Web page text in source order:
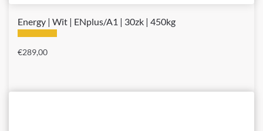
Energy | Wit | ENplus/A1 | 30zk | 450kg
€289,00